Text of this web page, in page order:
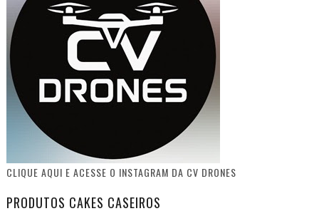
CLIQUE AQUI E ACESSE O INSTAGRAM DA CV DRONES
PRODUTOS CAKES CASEIROS